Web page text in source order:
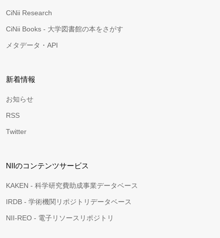
CiNii Research
CiNii Books - 大学図書館の本をさがす
メタデータ・API
新着情報
お知らせ
RSS
Twitter
NIIのコンテンツサービス
KAKEN - 科学研究費助成事業データベース
IRDB - 学術機関リポジトリデータベース
NII-REO - 電子リソースリポジトリ